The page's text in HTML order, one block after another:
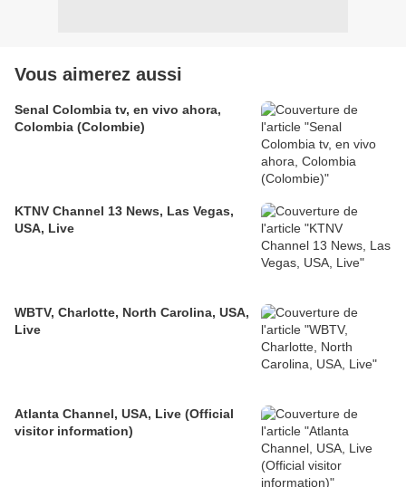
Vous aimerez aussi
Senal Colombia tv, en vivo ahora,
Colombia (Colombie)
KTNV Channel 13 News, Las Vegas,
USA, Live
WBTV, Charlotte, North Carolina, USA,
Live
Atlanta Channel, USA, Live (Official
visitor information)